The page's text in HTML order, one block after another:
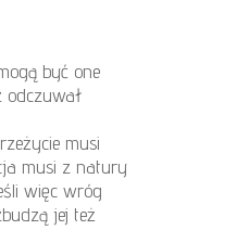
być one
odczuwał
musi
musi z natury
więc wróg
jej też